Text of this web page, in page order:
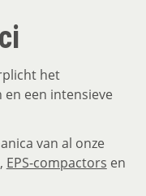
het
een intensieve
van al onze
EPS-compactors en